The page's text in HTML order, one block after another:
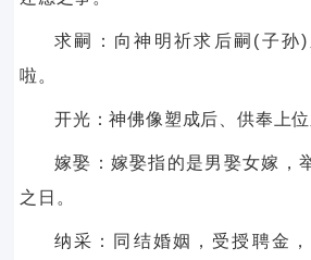
求嗣：向神明祈求后嗣(子孙
啦。
开光：神佛像塑成后、供奉上位
嫁娶：嫁娶指的是男娶女嫁，
之日。
纳采：同结婚姻，受授聘金